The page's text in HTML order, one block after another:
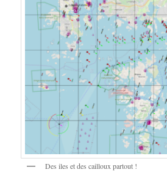
Des iles et des cailloux partout !